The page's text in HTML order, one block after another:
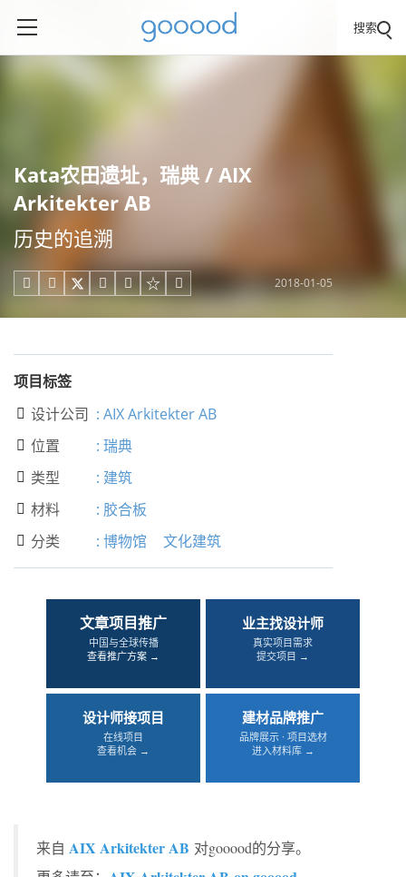
搜索
Kata农田遗址，瑞典 / AIX
Arkitekter AB
历史的追溯
     2018-01-05
项目标签
 设计公司 : AIX Arkitekter AB
 位置 : 瑞典
 类型 : 建筑
 材料 : 胶合板
 分类 : 博物馆 文化建筑
文章项目推广
中国与全球传播
查看推广方案 →
业主找设计师
真实项目需求
提交项目 →
设计师接项目
在线项目
查看机会 →
建材品牌推广
品牌展示 · 项目选材
进入材料库 →
来自 AIX Arkitekter AB 对gooood的分享。